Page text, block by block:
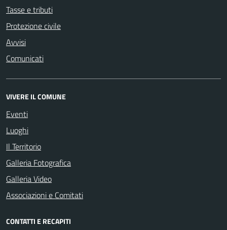
Tasse e tributi
Protezione civile
Avvisi
Comunicati
VIVERE IL COMUNE
Eventi
Luoghi
Il Territorio
Galleria Fotografica
Galleria Video
Associazioni e Comitati
CONTATTI E RECAPITI